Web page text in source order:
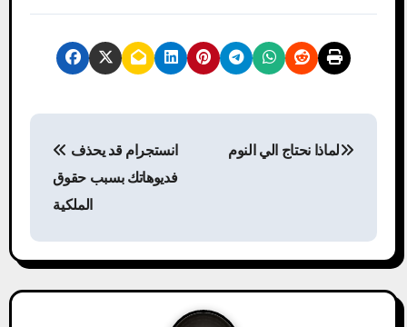
t
n
فديوهاتك بسبب حقوق
الملكية
لماذا نحتاج الي النوم